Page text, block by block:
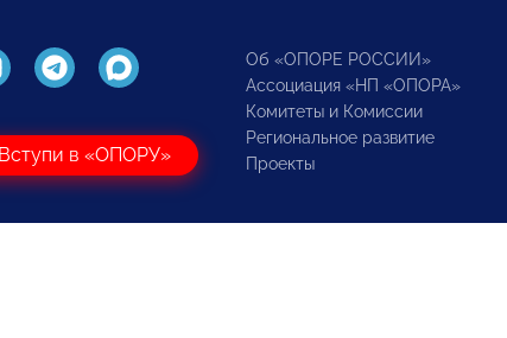
Вступи в «ОПОРУ»
Об «ОПОРЕ РОССИИ»
Ассоциация «НП «ОПОРА»
Комитеты и Комиссии
Региональное развитие
Проекты